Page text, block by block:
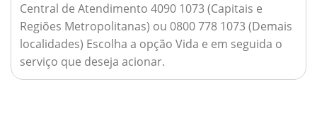
Central de Atendimento 4090 1073 (Capitais e
Regiões Metropolitanas) ou 0800 778 1073 (Demais
localidades) Escolha a opção Vida e em seguida o
serviço que deseja acionar.